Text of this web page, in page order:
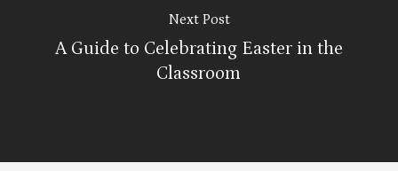
Next Post
A Guide to Celebrating Easter in the
Classroom